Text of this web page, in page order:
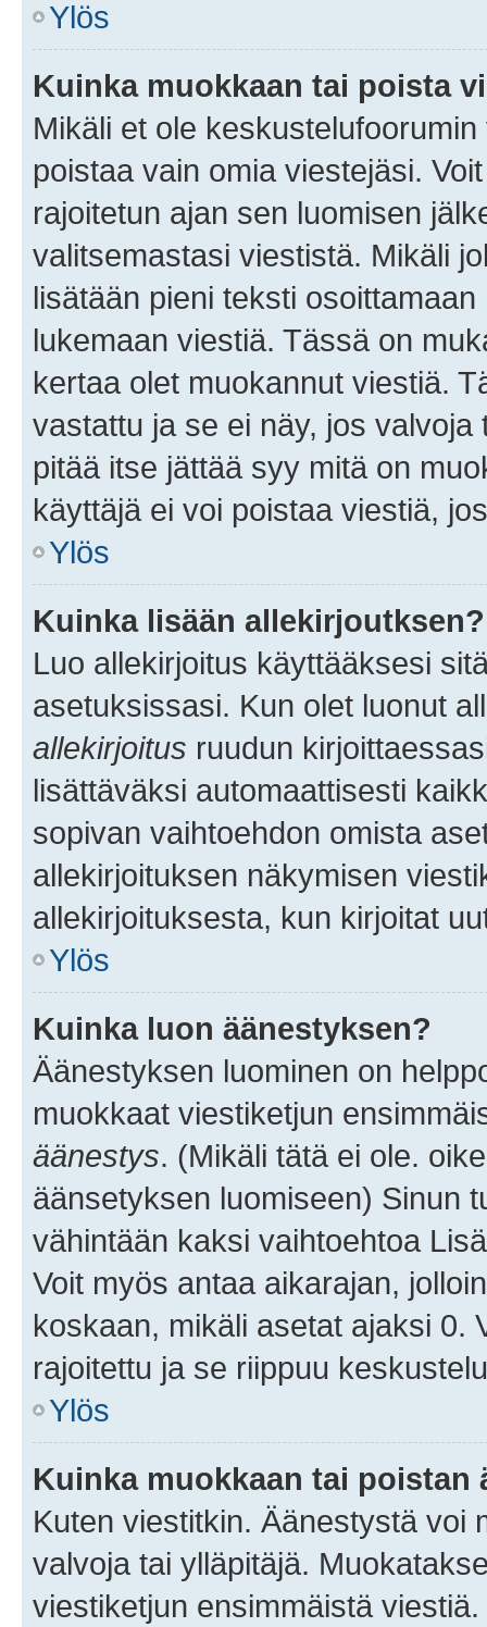
Ylös
Kuinka muokkaan tai poista
Mikäli et ole
poistaa vain omia viestejäsi.
rajoitetun ajan sen luomisen
valitsemastasi viestistä. Mikäli
lisätään pieni teksti
lukemaan viestiä. Tässä on
kertaa olet muokannut viestiä.
vastattu ja se ei näy, jos
pitää itse jättää syy mitä on
käyttäjä ei voi poistaa viestiä,
Ylös
Kuinka lisään allekirjoutksen?
Luo allekirjoitus käyttääksesi
asetuksissasi. Kun olet luonut
allekirjoitus ruudun
lisättäväksi automaattisesti
sopivan vaihtoehdon omista
allekirjoituksen näkymisen
allekirjoituksesta, kun kirjoitat
Ylös
Kuinka luon äänestyksen?
Äänestyksen luominen on
muokkaat viestiketjun
äänestys. (Mikäli tätä ei ole.
äänsetyksen luomiseen) Sinun
vähintään kaksi vaihtoehtoa
Voit myös antaa aikarajan,
koskaan, mikäli asetat ajaksi 0.
rajoitettu ja se riippuu
Ylös
Kuinka muokkaan tai poistan
Kuten viestitkin. Äänestystä voi
valvoja tai ylläpitäjä.
viestiketjun ensimmäistä